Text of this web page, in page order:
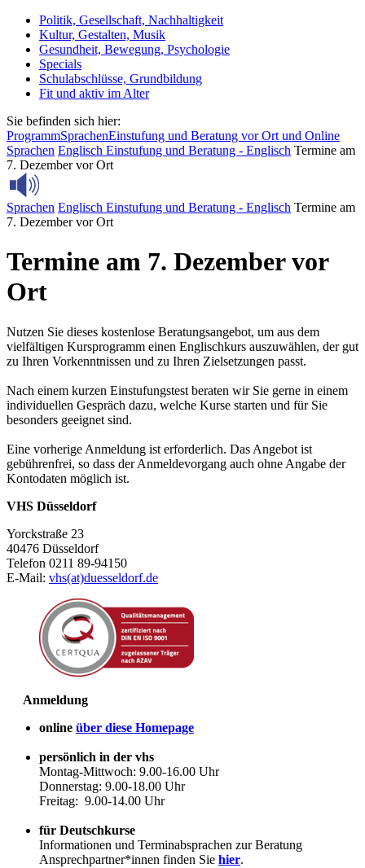
Politik, Gesellschaft, Nachhaltigkeit
Kultur, Gestalten, Musik
Gesundheit, Bewegung, Psychologie
Specials
Schulabschlüsse, Grundbildung
Fit und aktiv im Alter
Sie befinden sich hier:
ProgrammSprachenEinstufung und Beratung vor Ort und Online
Sprachen Englisch Einstufung und Beratung - Englisch Termine am
7. Dezember vor Ort
Sprachen Englisch Einstufung und Beratung - Englisch Termine am
7. Dezember vor Ort
Termine am 7. Dezember vor
Ort
Nutzen Sie dieses kostenlose Beratungsangebot, um aus dem
vielfältigen Kursprogramm einen Englischkurs auszuwählen, der gut
zu Ihren Vorkenntnissen und zu Ihren Zielsetzungen passt.
Nach einem kurzen Einstufungstest beraten wir Sie gerne in einem
individuellen Gespräch dazu, welche Kurse starten und für Sie
besonders geeignet sind.
Eine vorherige Anmeldung ist erforderlich. Das Angebot ist
gebührenfrei, so dass der Anmeldevorgang auch ohne Angabe der
Kontodaten möglich ist.
VHS Düsseldorf
Yorckstraße 23
40476 Düsseldorf
Telefon 0211 89-94150
E-Mail: vhs(at)duesseldorf.de
Anmeldung
online über diese Homepage
persönlich in der vhs
Montag-Mittwoch: 9.00-16.00 Uhr
Donnerstag: 9.00-18.00 Uhr
Freitag: 9.00-14.00 Uhr
für Deutschkurse
Informationen und Terminabsprachen zur Beratung
Ansprechpartner*innen finden Sie hier.